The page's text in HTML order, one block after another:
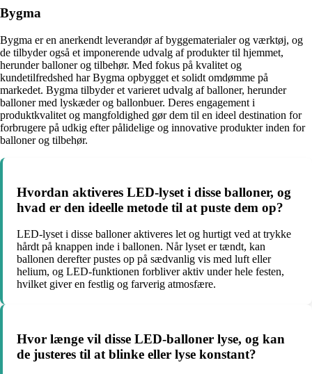
Bygma
Bygma er en anerkendt leverandør af byggematerialer og værktøj, og
de tilbyder også et imponerende udvalg af produkter til hjemmet,
herunder balloner og tilbehør. Med fokus på kvalitet og
kundetilfredshed har Bygma opbygget et solidt omdømme på
markedet. Bygma tilbyder et varieret udvalg af balloner, herunder
balloner med lyskæder og ballonbuer. Deres engagement i
produktkvalitet og mangfoldighed gør dem til en ideel destination for
forbrugere på udkig efter pålidelige og innovative produkter inden for
balloner og tilbehør.
Hvordan aktiveres LED-lyset i disse balloner, og
hvad er den ideelle metode til at puste dem op?
LED-lyset i disse balloner aktiveres let og hurtigt ved at trykke
hårdt på knappen inde i ballonen. Når lyset er tændt, kan
ballonen derefter pustes op på sædvanlig vis med luft eller
helium, og LED-funktionen forbliver aktiv under hele festen,
hvilket giver en festlig og farverig atmosfære.
Hvor længe vil disse LED-balloner lyse, og kan
de justeres til at blinke eller lyse konstant?